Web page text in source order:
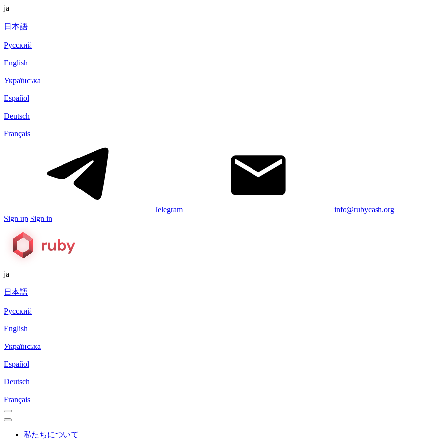
ja
日本語
Русский
English
Українська
Español
Deutsch
Français
Telegram
info@rubycash.org
Sign up Sign in
ja
日本語
Русский
English
Українська
Español
Deutsch
Français
私たちについて